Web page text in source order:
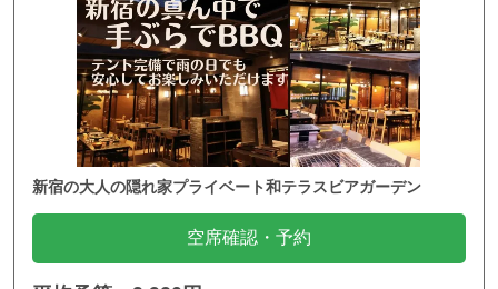
新宿の大人の隠れ家プライベート和テラスビアガーデン
空席確認・予約